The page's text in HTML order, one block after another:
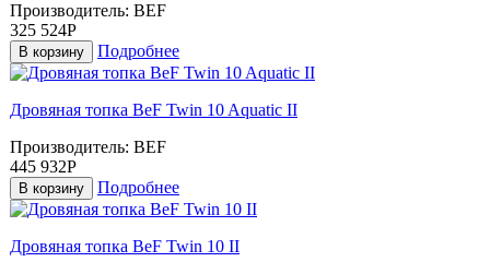
Производитель: BEF
325 524Р
В корзину Подробнее
Дровяная топка BeF Twin 10 Aquatic II
Производитель: BEF
445 932Р
В корзину Подробнее
Дровяная топка BeF Twin 10 II